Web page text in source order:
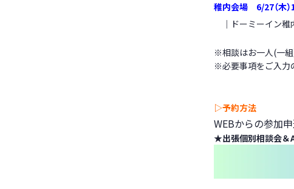
稚内会場 6/27（木
｜ ドーミーイン稚
※相談はお一人(一組
※必要事項をご入力
▷予約方法
WEBからの参加
★出張個別相談会＆